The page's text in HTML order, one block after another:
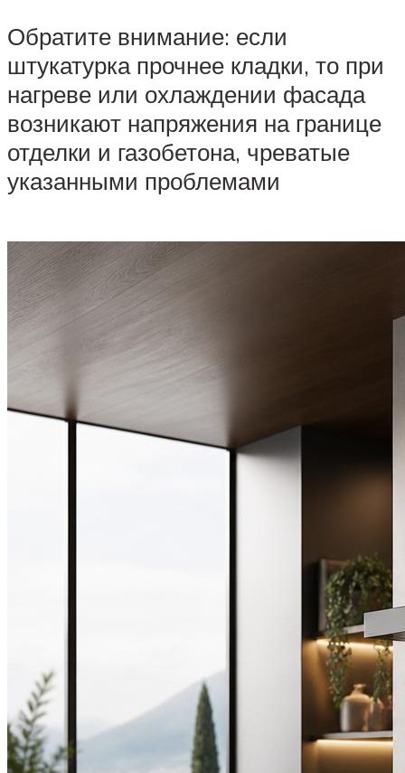
Обратите внимание: если
штукатурка прочнее кладки, то при
нагреве или охлаждении фасада
возникают напряжения на границе
отделки и газобетона, чреватые
указанными проблемами